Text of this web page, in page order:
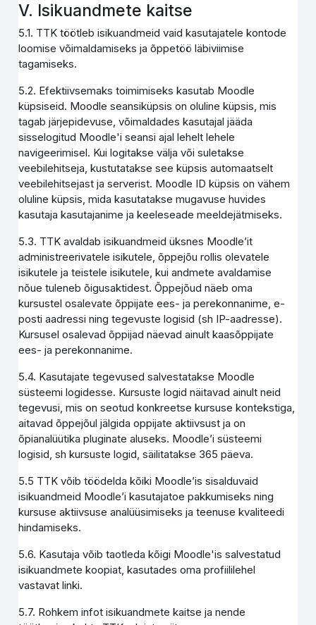
V. Isikuandmete kaitse
5.1. TTK töötleb isikuandmeid vaid kasutajatele kontode
loomise võimaldamiseks ja õppetöö läbiviimise
tagamiseks.
5.2. Efektiivsemaks toimimiseks kasutab Moodle
küpsiseid. Moodle seansiküpsis on oluline küpsis, mis
tagab järjepidevuse, võimaldades kasutajal jääda
sisselogitud Moodle'i seansi ajal lehelt lehele
navigeerimisel. Kui logitakse välja või suletakse
veebilehitseja, kustutatakse see küpsis automaatselt
veebilehitsejast ja serverist. Moodle ID küpsis on vähem
oluline küpsis, mida kasutatakse mugavuse huvides
kasutaja kasutajanime ja keeleseade meeldejätmiseks.
5.3. TTK avaldab isikuandmeid üksnes Moodle’it
administreerivatele isikutele, õppejõu rollis olevatele
isikutele ja teistele isikutele, kui andmete avaldamise
nõue tuleneb õigusaktidest. Õppejõud näeb oma
kursustel osalevate õppijate ees- ja perekonnanime, e-
posti aadressi ning tegevuste logisid (sh IP-aadresse).
Kursusel osalevad õppijad näevad ainult kaasõppijate
ees- ja perekonnanime.
5.4. Kasutajate tegevused salvestatakse Moodle
süsteemi logidesse. Kursuste logid näitavad ainult neid
tegevusi, mis on seotud konkreetse kursuse kontekstiga,
aitavad õppejõul jälgida oppijate aktiivsust ja on
õpianalüütika pluginate aluseks. Moodle’i süsteemi
logisid, sh kursuste logid, säilitatakse 365 päeva.
5.5 TTK võib töödelda kõiki Moodle’is sisalduvaid
isikuandmeid Moodle’i kasutajatoe pakkumiseks ning
kursuse aktiivsuse analüüsimiseks ja teenuse kvaliteedi
hindamiseks.
5.6. Kasutaja võib taotleda kõigi Moodle'is salvestatud
isikuandmete koopiat, kasutades oma profiililehel
vastavat linki.
5.7. Rohkem infot isikuandmete kaitse ja nende